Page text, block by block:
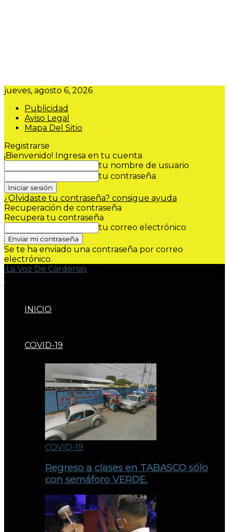
jueves, agosto 6, 2026
Publicidad
Aviso Legal
Mapa Del Sitio
Registrarse
¡Bienvenido! Ingresa en tu cuenta
tu nombre de usuario
tu contraseña
¿Olvidaste tu contraseña? consigue ayuda
Recuperación de contraseña
Recupera tu contraseña
tu correo electrónico
Se te ha enviado una contraseña por correo
electrónico.
La Voz De Càrdenas
INICIO
COVID-19
COVID-19
Regreso a clases en TABASCO sólo
con semáforo VERDE.